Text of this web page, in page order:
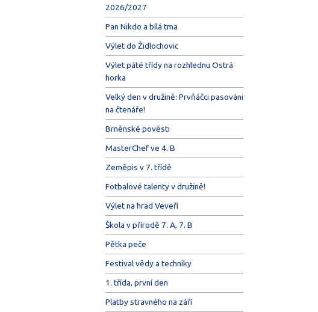
2026/2027
Pan Nikdo a bílá tma
Výlet do Židlochovic
Výlet páté třídy na rozhlednu Ostrá
horka
Velký den v družině: Prvňáčci pasováni
na čtenáře!
Brněnské pověsti
MasterChef ve 4. B
Zeměpis v 7. třídě
Fotbalové talenty v družině!
Výlet na hrad Veveří
Škola v přírodě 7. A, 7. B
Pětka peče
Festival vědy a techniky
1. třída, první den
Platby stravného na září